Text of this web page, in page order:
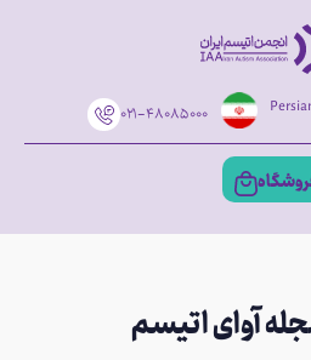
۰۲۱-۴۸۰۸۵۰۰۰
آوای اتیسم